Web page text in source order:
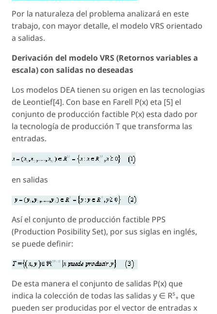
Por la naturaleza del problema analizará en este
trabajo, con mayor detalle, el modelo VRS orientado
a salidas.
Derivación del modelo VRS (Retornos variables a
escala) con salidas no deseadas
Los modelos DEA tienen su origen en las tecnologias
de Leontief[4]. Con base en Farell P(x) eta [5] el
conjunto de producción factible P(x) esta dado por
la tecnología de producción T que transforma las
entradas.
en salidas
Así el conjunto de producción factible PPS
(Production Posibility Set), por sus siglas en inglés,
se puede definir:
De esta manera el conjunto de salidas P(x) que
indica la colección de todas las salidas y ∈ Rs
+ que
pueden ser producidas por el vector de entradas x